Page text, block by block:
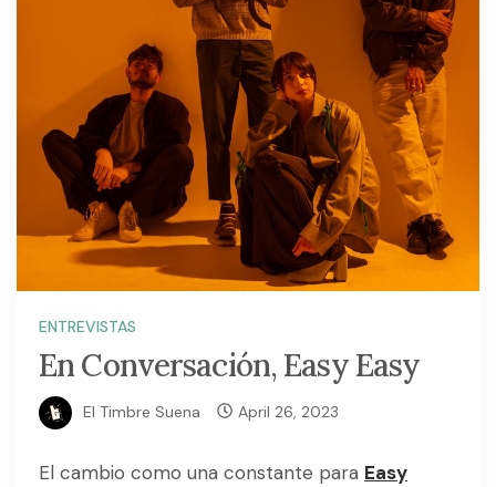
ENTREVISTAS
En Conversación, Easy Easy
El Timbre Suena April 26, 2023
El cambio como una constante para Easy